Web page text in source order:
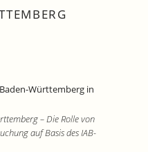
Württemberg in
– Die Rolle von
auf Basis des IAB-